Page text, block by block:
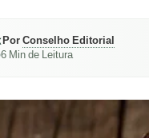
PorConselho Editorial
6 Min de Leitura